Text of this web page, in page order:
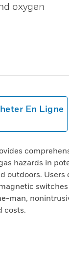
oxygen
En Ligne
hazards in
outdoors.
man,
costs.